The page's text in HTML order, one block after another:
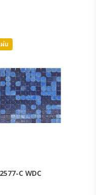
น
C WDC